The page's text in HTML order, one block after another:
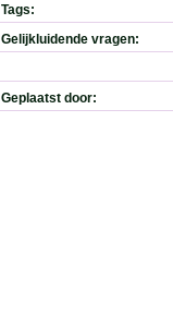
Tags:
Gelijkluidende vragen:
Geplaatst door: